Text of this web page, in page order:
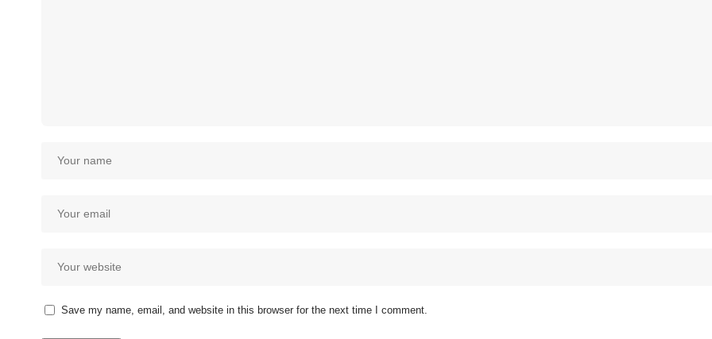
Save my name, email, and website in this browser for the next time I comment.